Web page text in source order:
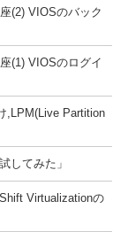
(2) VIOSのバック
(1) VIOSのログイ
,LPM(Live Partition
してみた」
Virtualizationの